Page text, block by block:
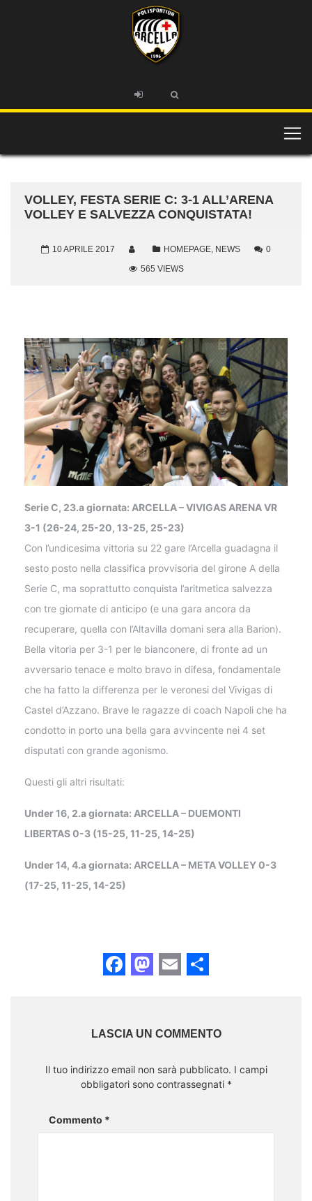
VOLLEY, FESTA SERIE C: 3-1 ALL’ARENA
VOLLEY E SALVEZZA CONQUISTATA!
10 APRILE 2017 HOMEPAGE, NEWS
0
565 VIEWS
Serie C, 23.a giornata: ARCELLA – VIVIGAS ARENA VR
3-1 (26-24, 25-20, 13-25, 25-23)
Con l’undicesima vittoria su 22 gare l’Arcella guadagna il
sesto posto nella classifica provvisoria del girone A della
Serie C, ma soprattutto conquista l’aritmetica salvezza
con tre giornate di anticipo (e una gara ancora da
recuperare, quella con l’Altavilla domani sera alla Barion).
Bella vitoria per 3-1 per le bianconere, di fronte ad un
avversario tenace e molto bravo in difesa, fondamentale
che ha fatto la differenza per le veronesi del Vivigas di
Castel d’Azzano. Brave le ragazze di coach Napoli che ha
condotto in porto una bella gara avvincente nei 4 set
disputati con grande agonismo.
Questi gli altri risultati:
Under 16, 2.a giornata: ARCELLA – DUEMONTI
LIBERTAS 0-3 (15-25, 11-25, 14-25)
Under 14, 4.a giornata: ARCELLA – META VOLLEY 0-3
(17-25, 11-25, 14-25)
LASCIA UN COMMENTO
Il tuo indirizzo email non sarà pubblicato. I campi
obbligatori sono contrassegnati *
Commento *